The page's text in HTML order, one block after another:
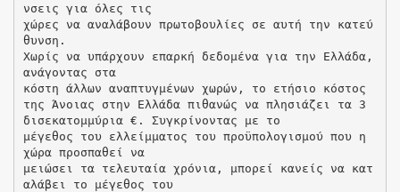
νσεις για όλες τις
χώρες να αναλάβουν πρωτοβουλίες σε αυτή την κατεύ
θυνση.
Χωρίς να υπάρχουν επαρκή δεδομένα για την Ελλάδα,
ανάγοντας στα
κόστη άλλων αναπτυγμένων χωρών, το ετήσιο κόστος
της Άνοιας στην Ελλάδα πιθανώς να πλησιάζει τα 3
δισεκατομμύρια €. Συγκρίνοντας με το
μέγεθος του ελλείμματος του προϋπολογισμού που η
χώρα προσπαθεί να
μειώσει τα τελευταία χρόνια, μπορεί κανείς να κατ
αλάβει το μέγεθος του